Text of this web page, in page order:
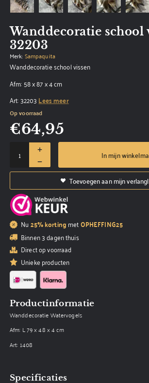
Wanddecoratie school
32203
Merk:Sampaquita
Wanddecoratie school vissen
Afm: 58 x 87 x 4 cm
Art: 32203 Lees meer
Op voorraad
€64,95
In mijn
Toevoegen aan mijn
Nu 25% korting metOPHEFFING25
Binnen 3 dagen thuis
Direct op voorraad
Unieke producten
Productinformatie
Wanddecoratie Watervogels
Afm: L 79 x 48 x 4 cm
Art: 1408
Specificaties